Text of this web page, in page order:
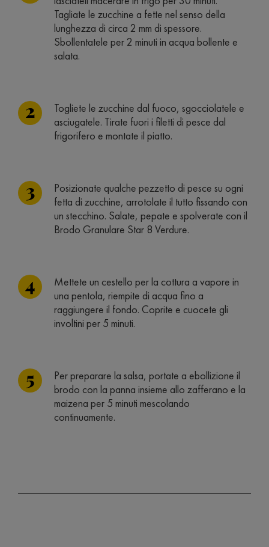
Tagliate le zucchine a fette nel senso della
lunghezza di circa 2 mm di spessore.
Sbollentatele per 2 minuti in acqua bollente e
salata.
Togliete le zucchine dal fuoco, sgocciolatele e
asciugatele. Tirate fuori i filetti di pesce dal
frigorifero e montate il piatto.
Posizionate qualche pezzetto di pesce su ogni
fetta di zucchine, arrotolate il tutto fissando con
un stecchino. Salate, pepate e spolverate con il
Brodo Granulare Star 8 Verdure.
Mettete un cestello per la cottura a vapore in
una pentola, riempite di acqua fino a
raggiungere il fondo. Coprite e cuocete gli
involtini per 5 minuti.
Per preparare la salsa, portate a ebollizione il
brodo con la panna insieme allo zafferano e la
maizena per 5 minuti mescolando
continuamente.